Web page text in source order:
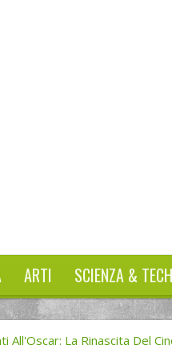
ARTI SCIENZA & TECH
All'Oscar: La Rinascita Del